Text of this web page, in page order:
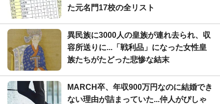
た元名門17校の全リスト
異民族に3000人の皇族が連れ去られ、収
容所送りに...「戦利品」になった女性皇
族たちがたどった悲惨な結末
MARCH卒、年収900万円なのに結婚でき
ない理由が詰まっていた...仲人がぴしゃ